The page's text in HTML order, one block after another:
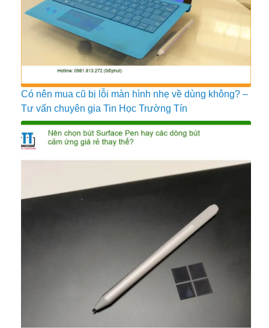
Có nên mua cũ bị lỗi màn hình nhẹ về dùng không? –
Tư vấn chuyên gia Tin Học Trường Tín